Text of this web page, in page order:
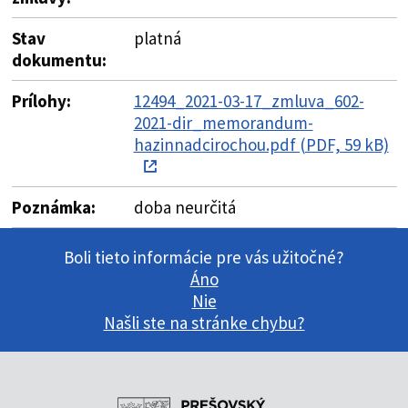
Stav
dokumentu:
platná
Prílohy:
12494_2021-03-17_zmluva_602-
2021-dir_memorandum-
hazinnadcirochou.pdf (PDF, 59 kB)
Poznámka: doba neurčitá
Boli tieto informácie pre vás užitočné?
Áno
Nie
Našli ste na stránke chybu?